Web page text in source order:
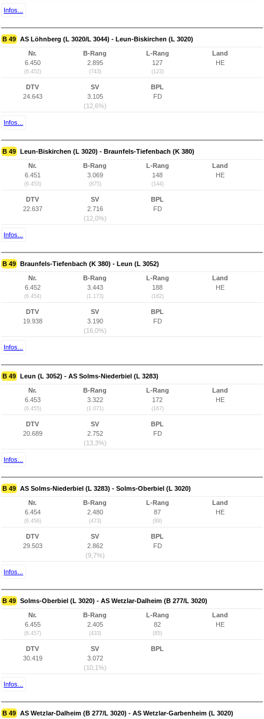
Infos...
B 49 AS Löhnberg (L 3020/L 3044) - Leun-Biskirchen (L 3020)
Nr.
6.450
(6.452)
B-Rang
2.895
(743)
L-Rang
127
(123)
Land
HE
DTV
24.643
SV
3.105
(12,6%)
BPL
FD
Infos...
B 49 Leun-Biskirchen (L 3020) - Braunfels-Tiefenbach (K 380)
Nr.
6.451
(6.453)
B-Rang
3.069
(875)
L-Rang
148
(144)
Land
HE
DTV
22.637
SV
2.716
(12,0%)
BPL
FD
Infos...
B 49 Braunfels-Tiefenbach (K 380) - Leun (L 3052)
Nr.
6.452
(6.454)
B-Rang
3.443
(1.173)
L-Rang
188
(182)
Land
HE
DTV
19.938
SV
3.190
(16,0%)
BPL
FD
Infos...
B 49 Leun (L 3052) - AS Solms-Niederbiel (L 3283)
Nr.
6.453
(6.455)
B-Rang
3.322
(1.071)
L-Rang
172
(167)
Land
HE
DTV
20.689
SV
2.752
(13,3%)
BPL
FD
Infos...
B 49 AS Solms-Niederbiel (L 3283) - Solms-Oberbiel (L 3020)
Nr.
6.454
(6.456)
B-Rang
2.480
(473)
L-Rang
87
(89)
Land
HE
DTV
29.503
SV
2.862
(9,7%)
BPL
FD
Infos...
B 49 Solms-Oberbiel (L 3020) - AS Wetzlar-Dalheim (B 277/L 3020)
Nr.
6.455
(6.457)
B-Rang
2.405
(433)
L-Rang
82
(85)
Land
HE
DTV
30.419
SV
3.072
(10,1%)
BPL
Infos...
B 49 AS Wetzlar-Dalheim (B 277/L 3020) - AS Wetzlar-Garbenheim (L 3020)